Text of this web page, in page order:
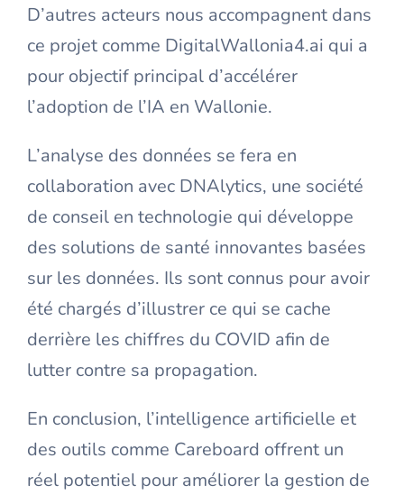
D’autres acteurs nous accompagnent dans
ce projet comme DigitalWallonia4.ai qui a
pour objectif principal d’accélérer
l’adoption de l’IA en Wallonie.
L’analyse des données se fera en
collaboration avec DNAlytics, une société
de conseil en technologie qui développe
des solutions de santé innovantes basées
sur les données. Ils sont connus pour avoir
été chargés d’illustrer ce qui se cache
derrière les chiffres du COVID afin de
lutter contre sa propagation.
En conclusion, l’intelligence artificielle et
des outils comme Careboard offrent un
réel potentiel pour améliorer la gestion de